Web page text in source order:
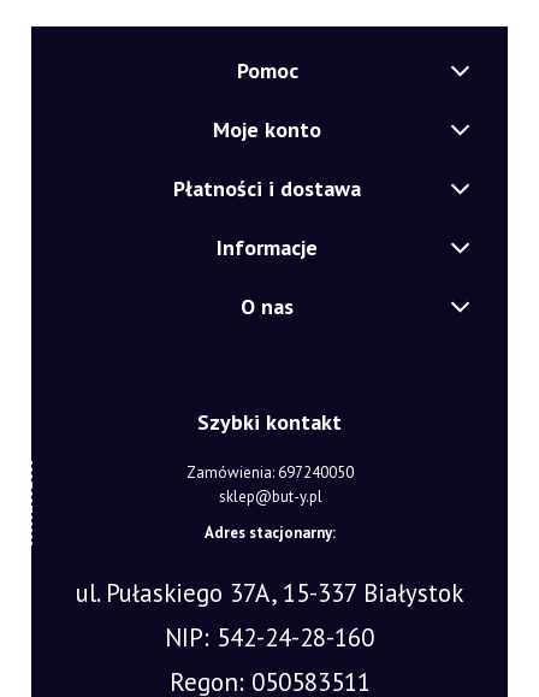
Pomoc
Moje konto
Płatności i dostawa
Informacje
O nas
Szybki kontakt
Zamówienia: 697240050
sklep@but-y.pl
Adres stacjonarny:
ul. Pułaskiego 37A, 15-337 Białystok
NIP: 542-24-28-160
Regon: 050583511